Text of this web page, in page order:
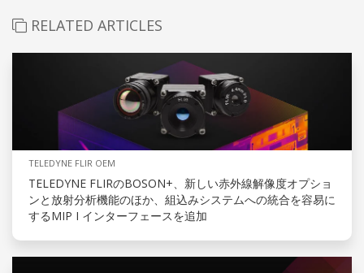
RELATED ARTICLES
TELEDYNE FLIR OEM
TELEDYNE FLIRのBOSON+、新しい赤外線解像度オプショ
ンと放射分析機能のほか、組込みシステムへの統合を容易に
するMIP I インターフェースを追加